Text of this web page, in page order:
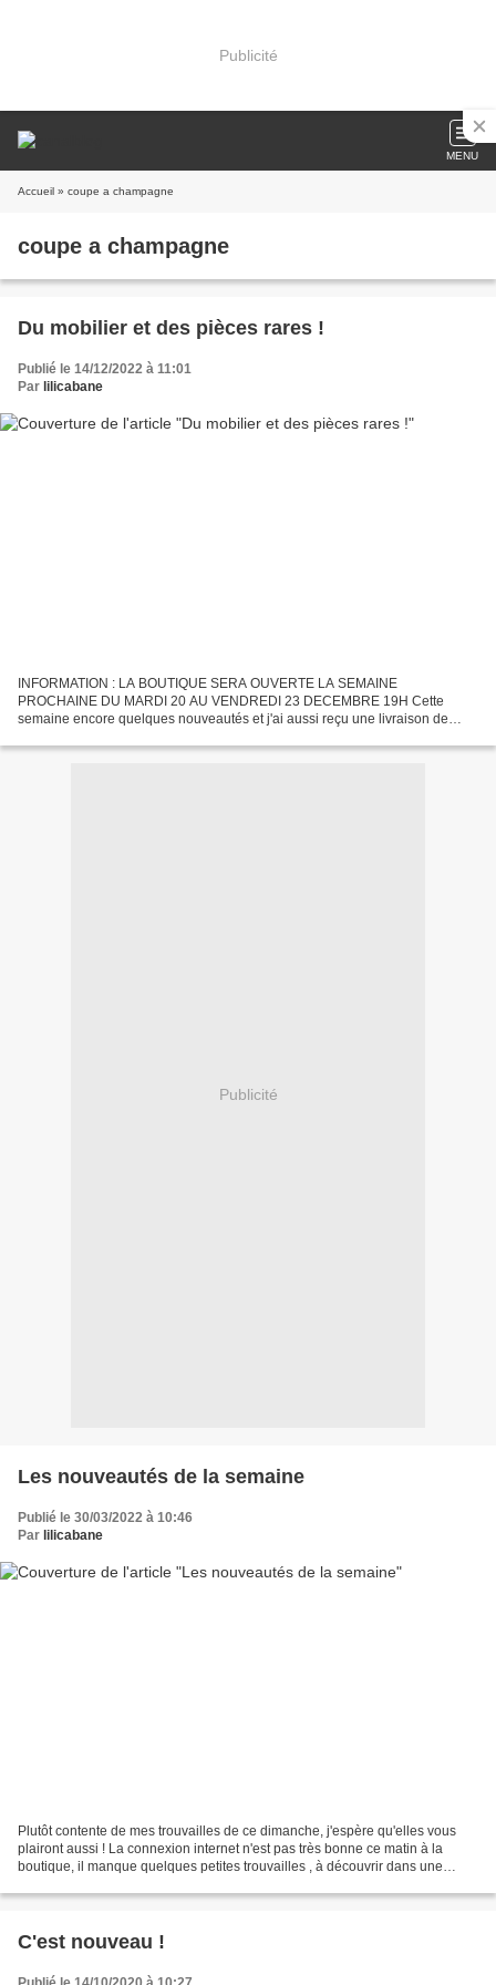
Publicité
MENU
Accueil » coupe a champagne
coupe a champagne
Du mobilier et des pièces rares !
Publié le 14/12/2022 à 11:01
Par lilicabane
INFORMATION : LA BOUTIQUE SERA OUVERTE LA SEMAINE
PROCHAINE DU MARDI 20 AU VENDREDI 23 DECEMBRE 19H Cette
semaine encore quelques nouveautés et j'ai aussi reçu une livraison de
Publicité
Les nouveautés de la semaine
Publié le 30/03/2022 à 10:46
Par lilicabane
Plutôt contente de mes trouvailles de ce dimanche, j'espère qu'elles vous
plairont aussi ! La connexion internet n'est pas très bonne ce matin à la
boutique, il manque quelques petites trouvailles , à découvrir dans une
C'est nouveau !